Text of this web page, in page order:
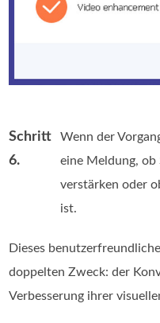
Schritt
6.
Wenn der
eine Meldung, ob
verstärken oder
ist.
Dieses
doppelten Zweck: der
Verbesserung ihrer